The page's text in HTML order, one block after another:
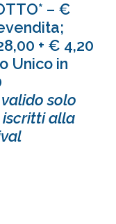
– €
+ € 4,20
Unico in
valido solo
iscritti alla